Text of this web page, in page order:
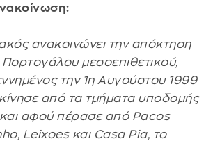
ανακοινώνει την απόκτηση
μεσοεπιθετικού,
την 1η Αυγούστου 1999
από τα τμήματα υποδομής
αφού πέρασε από Pacos
Leixoes και Casa Pia, το